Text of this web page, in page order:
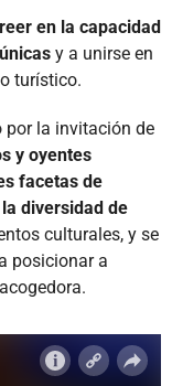
en la capacidad
y a unirse en
turístico.
por la invitación de
y oyentes
facetas de
diversidad de
culturales, y se
posicionar a